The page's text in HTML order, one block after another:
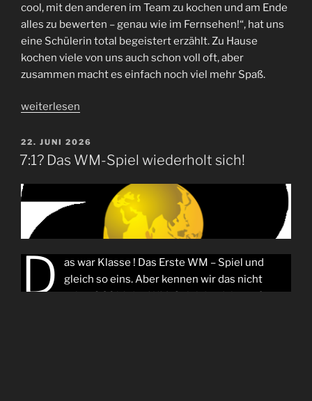
cool, mit den anderen im Team zu kochen und am Ende
alles zu bewerten – genau wie im Fernsehen!“, hat uns
eine Schülerin total begeistert erzählt. Zu Hause
kochen viele von uns auch schon voll oft, aber
zusammen macht es einfach noch viel mehr Spaß.
„​
Kochen
und
geben
wie
Fernsehen!“
weiterlesen
VERÖFFENTLICHT
AM
22. JUNI 2026
7:1? Das WM-Spiel wiederholt sich!
D as war Klasse ! Das Erste WM – Spiel und
gleich so eins. Aber kennen wir das nicht
schon? 2014 das WM-Spiel des Jahres: Ganz